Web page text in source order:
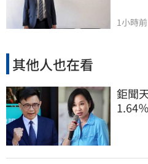
1小時前
其他人也在看
鉅聞
1.64